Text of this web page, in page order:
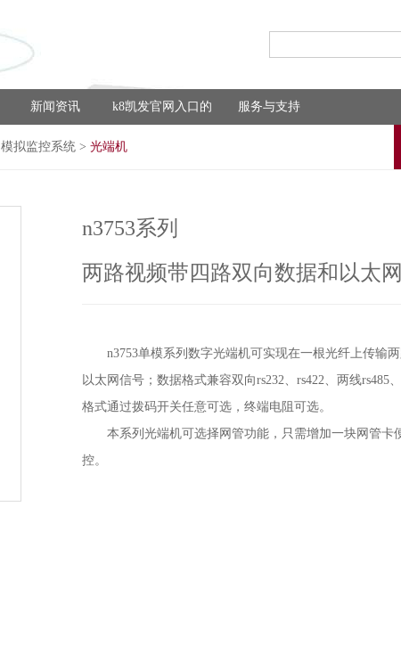
新闻资讯 k8凯发官网入口的 服务与支持
模拟监控系统 > 光端机
n3753系列
两路视频带四路双向数据和以太
n3753单模系列数字光端机可实现在一根光纤上传输
以太网信号；数据格式兼容双向rs232、rs422、两线rs485
格式通过拨码开关任意可选，终端电阻可选。
本系列光端机可选择网管功能，只需增加一块网管卡
控。